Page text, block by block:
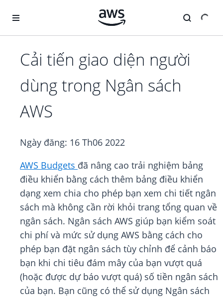
Cải tiến giao diện người
dùng trong Ngân sách
AWS
Ngày đăng: 16 Th06 2022
AWS Budgets đã nâng cao trải nghiệm bảng
điều khiển bằng cách thêm bảng điều khiển
dạng xem chia cho phép bạn xem chi tiết ngân
sách mà không cần rời khỏi trang tổng quan về
ngân sách. Ngân sách AWS giúp bạn kiểm soát
chi phí và mức sử dụng AWS bằng cách cho
phép bạn đặt ngân sách tùy chỉnh để cảnh báo
bạn khi chi tiêu đám mây của bạn vượt quá
(hoặc được dự báo vượt quá) số tiền ngân sách
của bạn. Bạn cũng có thể sử dụng Ngân sách